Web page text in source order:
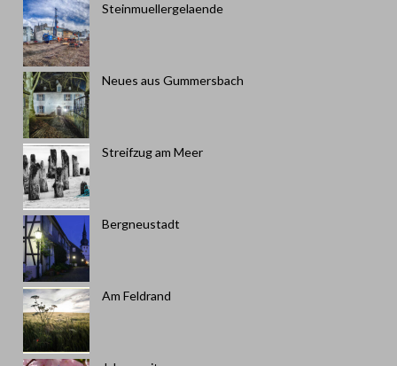
Steinmuellergelaende
Neues aus Gummersbach
Streifzug am Meer
Bergneustadt
Am Feldrand